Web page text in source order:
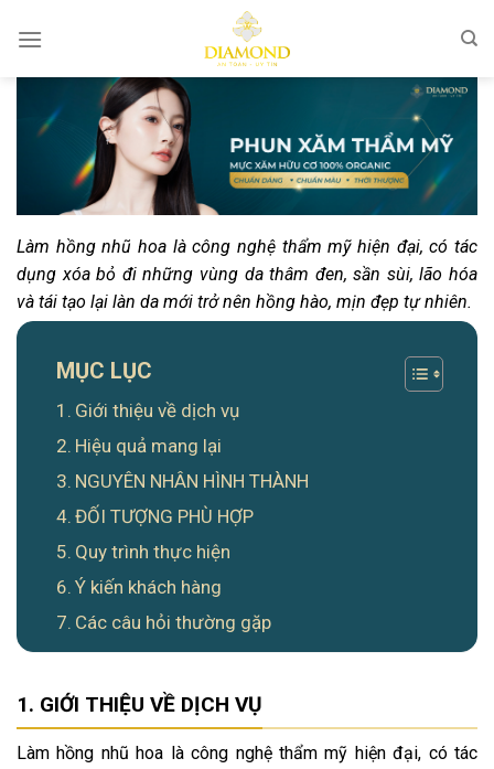
qua
Làm hồng nhũ hoa là công nghệ thẩm mỹ hiện đại, có tác
dụng xóa bỏ đi những vùng da thâm đen, sần sùi, lão hóa
và tái tạo lại làn da mới trở nên hồng hào, mịn đẹp tự nhiên.
MỤC LỤC
Giới thiệu về dịch vụ
Hiệu quả mang lại
NGUYÊN NHÂN HÌNH THÀNH
ĐỐI TƯỢNG PHÙ HỢP
Quy trình thực hiện
Ý kiến khách hàng
Các câu hỏi thường gặp
GIỚI THIỆU VỀ DỊCH VỤ
Làm hồng nhũ hoa là công nghệ thẩm mỹ hiện đại, có tác